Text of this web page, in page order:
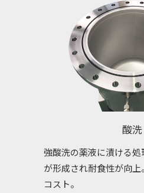
酸洗
強酸洗の薬液に漬ける
が形成され耐食性が向
コスト。